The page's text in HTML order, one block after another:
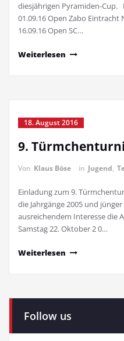
diesjährigen Pyramiden-Cup.
01.09.16 Open Zabo
16.09.16 Open SC…
Weiterlesen
18. August 2016
9.
Von Klaus Böse in Jugend,
Einladung zum 9.
die Jahrgänge 2005 und
ausreichendem Interesse die
Samstag 22. Oktober 2 0…
Weiterlesen
Follow us